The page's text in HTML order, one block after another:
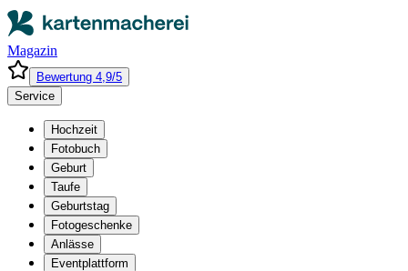
Magazin
Bewertung 4,9/5
Service
Hochzeit
Fotobuch
Geburt
Taufe
Geburtstag
Fotogeschenke
Anlässe
Eventplattform